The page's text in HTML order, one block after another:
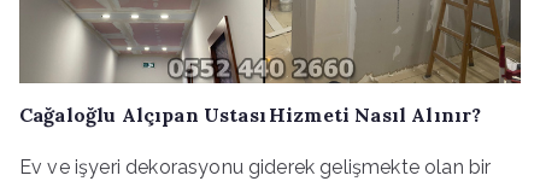
Cağaloğlu Alçıpan Ustası Hizmeti Nasıl Alınır?
Ev ve işyeri dekorasyonu giderek gelişmekte olan bir